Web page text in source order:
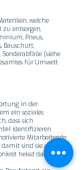
welche
zu entsorgen,
Pneus,
Bauschutt,
Sonderabfälle (siehe
für Umwelt
in der
ein soziales
dass sich
identifizieren
Mitarbeitende
sind sie aus
heisst das: